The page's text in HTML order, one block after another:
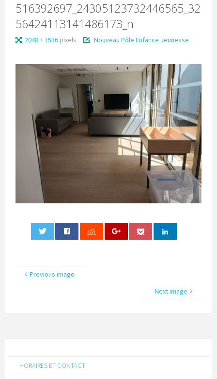
516392697_24305123732446565_32
56424113141486173_n
2048 × 1536 pixels Nouveau Pôle Enfance Jeunesse
Previous image
Next image
HORAIRES ET CONTACT